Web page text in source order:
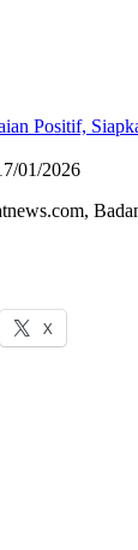
Positif,
01/2026
X